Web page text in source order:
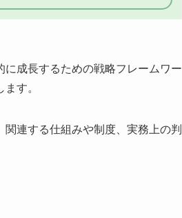
成長するための戦略フレームワー
す。
連する仕組みや制度、実務上の判